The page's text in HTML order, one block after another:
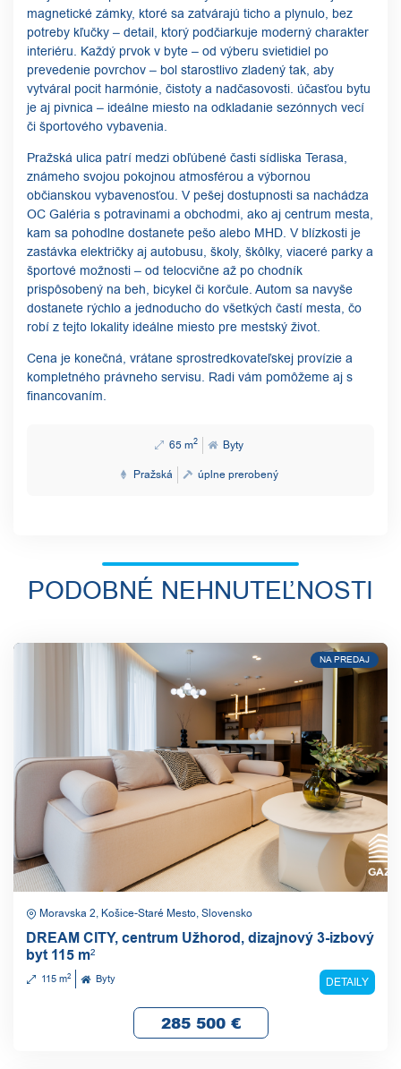
magnetické zámky, ktoré sa zatvárajú ticho a plynulo, bez
potreby kľučky – detail, ktorý podčiarkuje moderný charakter
interiéru. Každý prvok v byte – od výberu svietidiel po
prevedenie povrchov – bol starostlivo zladený tak, aby
vytváral pocit harmónie, čistoty a nadčasovosti. účasťou bytu
je aj pivnica – ideálne miesto na odkladanie sezónnych vecí
či športového vybavenia.
Pražská ulica patrí medzi obľúbené časti sídliska Terasa,
známeho svojou pokojnou atmosférou a výbornou
občianskou vybavenosťou. V pešej dostupnosti sa nachádza
OC Galéria s potravinami a obchodmi, ako aj centrum mesta,
kam sa pohodlne dostanete pešo alebo MHD. V blízkosti je
zastávka električky aj autobusu, školy, škôlky, viaceré parky a
športové možnosti – od telocvične až po chodník
prispôsobený na beh, bicykel či korčule. Autom sa navyše
dostanete rýchlo a jednoducho do všetkých častí mesta, čo
robí z tejto lokality ideálne miesto pre mestský život.
Cena je konečná, vrátane sprostredkovateľskej provízie a
kompletného právneho servisu. Radi vám pomôžeme aj s
financovaním.
65 m2 Byty
Pražská úplne prerobený
PODOBNÉ NEHNUTEĽNOSTI
NA PREDAJ
Moravska 2, Košice-Staré Mesto, Slovensko
DREAM CITY, centrum Užhorod, dizajnový 3-izbový
byt 115 m²
115 m2 Byty DETAILY
285 500 €